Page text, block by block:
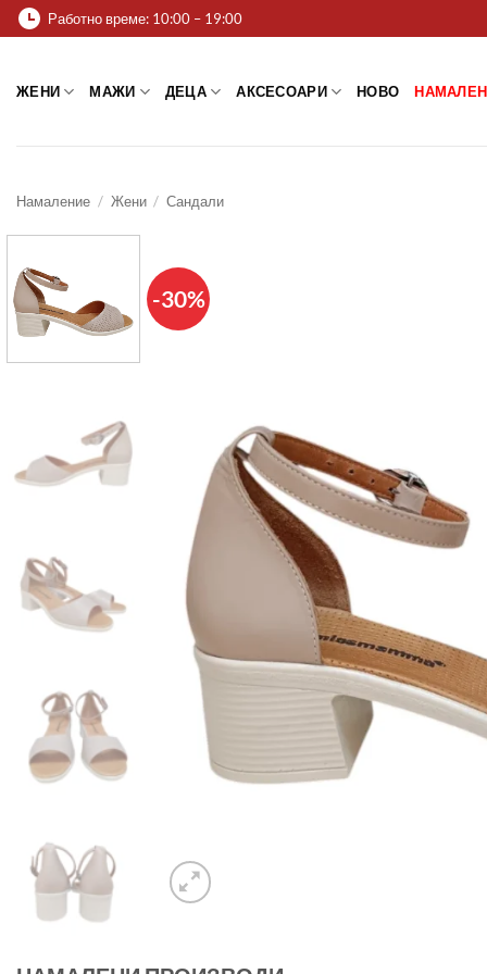
Skip
to
Работно време: 10:00 – 19:00
ЖЕНИ МАЖИ ДЕЦА АКСЕСОАРИ НОВО
Намаление / Жени / Сандали
-30%